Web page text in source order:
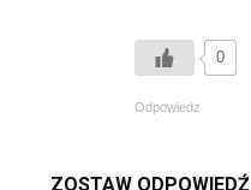
0
Odpowiedz
ZOSTAW ODPOWIEDŹ